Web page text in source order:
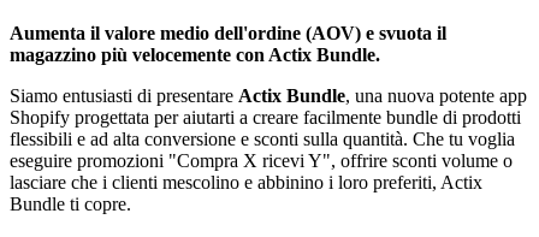
Aumenta il valore medio dell'ordine (AOV) e svuota il
magazzino più velocemente con Actix Bundle.
Siamo entusiasti di presentare Actix Bundle, una nuova potente app
Shopify progettata per aiutarti a creare facilmente bundle di prodotti
flessibili e ad alta conversione e sconti sulla quantità. Che tu voglia
eseguire promozioni "Compra X ricevi Y", offrire sconti volume o
lasciare che i clienti mescolino e abbinino i loro preferiti, Actix
Bundle ti copre.